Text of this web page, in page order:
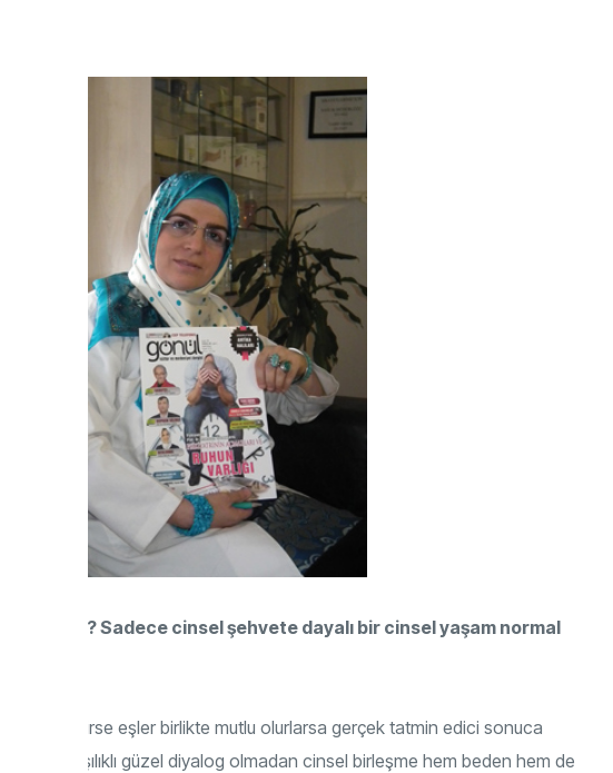
yeri nedir? Sadece cinsel şehvete dayalı bir cinsel yaşam normal
bütünleşirse eşler birlikte mutlu olurlarsa gerçek tatmin edici sonuca
karşılıklı güzel diyalog olmadan cinsel birleşme hem beden hem de